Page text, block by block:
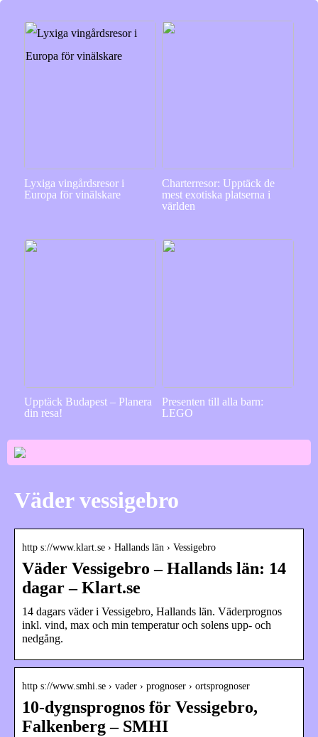
Lyxiga vingårdsresor i
Europa för vinälskare
Charterresor: Upptäck de
mest exotiska platserna i
världen
Upptäck Budapest – Planera
din resa!
Presenten till alla barn:
LEGO
Väder vessigebro
http s://www.klart.se › Hallands län › Vessigebro
Väder Vessigebro – Hallands län: 14
dagar – Klart.se
14 dagars väder i Vessigebro, Hallands län. Väderprognos
inkl. vind, max och min temperatur och solens upp- och
nedgång.
http s://www.smhi.se › vader › prognoser › ortsprognoser
10-dygnsprognos för Vessigebro,
Falkenberg – SMHI